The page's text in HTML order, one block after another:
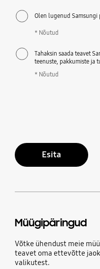
Olen lugenud
* Nõutud
Tahaksin saada teavet
teenuste, pakkumiste ja
* Nõutud
Esita
Müügipäringud
Võtke ühendust meie
teavet oma ettevõtte
valikutest.